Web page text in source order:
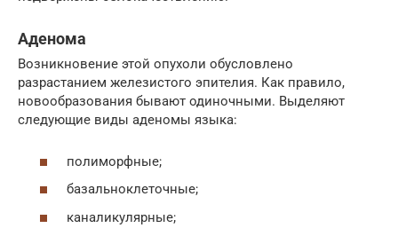
Аденома
Возникновение этой опухоли обусловлено
разрастанием железистого эпителия. Как правило,
новообразования бывают одиночными. Выделяют
следующие виды аденомы языка:
полиморфные;
базальноклеточные;
каналикулярные;